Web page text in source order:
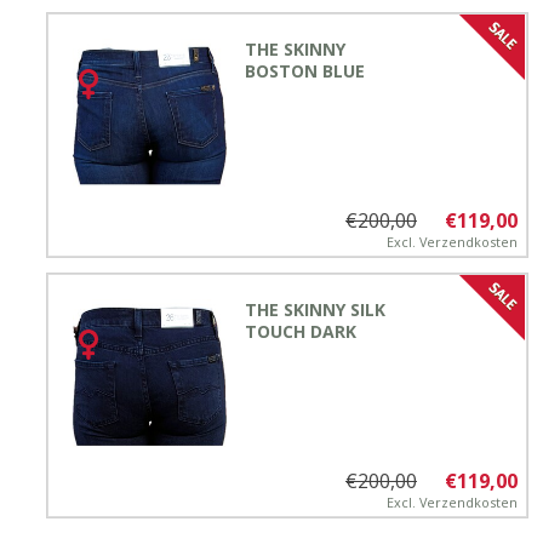
THE SKINNY
BOSTON BLUE
€119,00
€200,00
Excl. Verzendkosten
THE SKINNY SILK
TOUCH DARK
€119,00
€200,00
Excl. Verzendkosten